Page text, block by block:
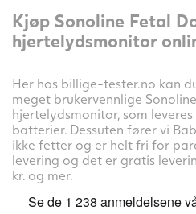
Kjøp Sonoline Fetal
hjertelydsmonitor
Her hos billige-tester.no kan
meget brukervennlige
hjertelydsmonitor, som
batterier. Dessuten fører vi
ikke fetter og er helt fri for
levering og det er gratis
kr. og mer.